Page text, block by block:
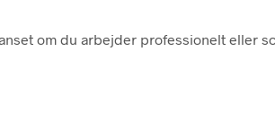
om du arbejder professionelt